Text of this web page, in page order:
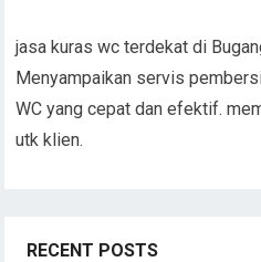
jasa kuras wc terdekat di
Menyampaikan servis
WC yang cepat dan efektif.
utk klien.
RECENT POSTS